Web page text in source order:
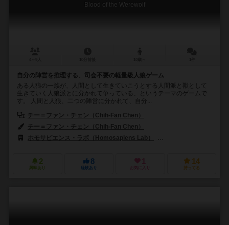
Blood of the Werewolf
自分の陣営を推理する、司会不要の軽量級人狼ゲーム
ある人狼の一族が、人間として生きていこうとする人間派と獣として
生きていく人狼派とに分かれて争っている、というテーマのゲームで
す。 人間と人狼、二つの陣営に分かれて、自分...
チー＝ファン・チェン（Chih-Fan Chen）
チー＝ファン・チェン（Chih-Fan Chen）
ホモサピエンス・ラボ（Homosapiens Lab）
2
興味あり
8
経験あり
1
お気に入り
14
持ってる